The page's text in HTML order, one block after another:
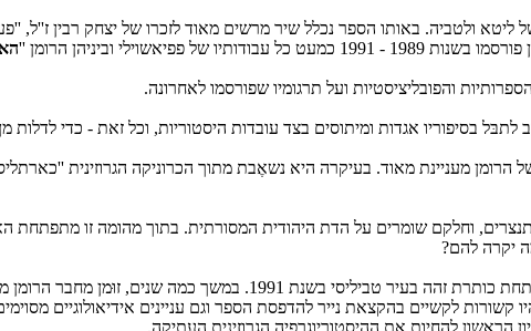
וביניהן הרומן ''
לתבּל בסיפוריו אגדות ומיתוסים בצד עובדות היסטוריות, וכל זאת - כדי לדלות
הרומן מעניינת מאוד. בעיקרה היא נשאֶבת מתוך הכרוניקה הגרוזינית
וחלקם שומרים על הדת היהודית המסורתית. בתוך מהומה זו מתפתחת
יקרה להם?
'' פורסם בשעתו בכתב עת לאמנות ''גַנתיאדי'' מס' 2, ב-‏1989, והספר יצא לאור תחת כותרת זהה
קשורות לקשיים בהקצאת נייר להדפסת הספר וגם עניינים אידיאולוגיים